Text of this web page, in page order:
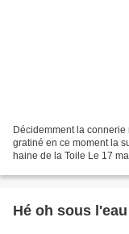
Décidemment la
gratiné en ce moment la
haine de la Toile Le 17
Hé oh sous l'eau